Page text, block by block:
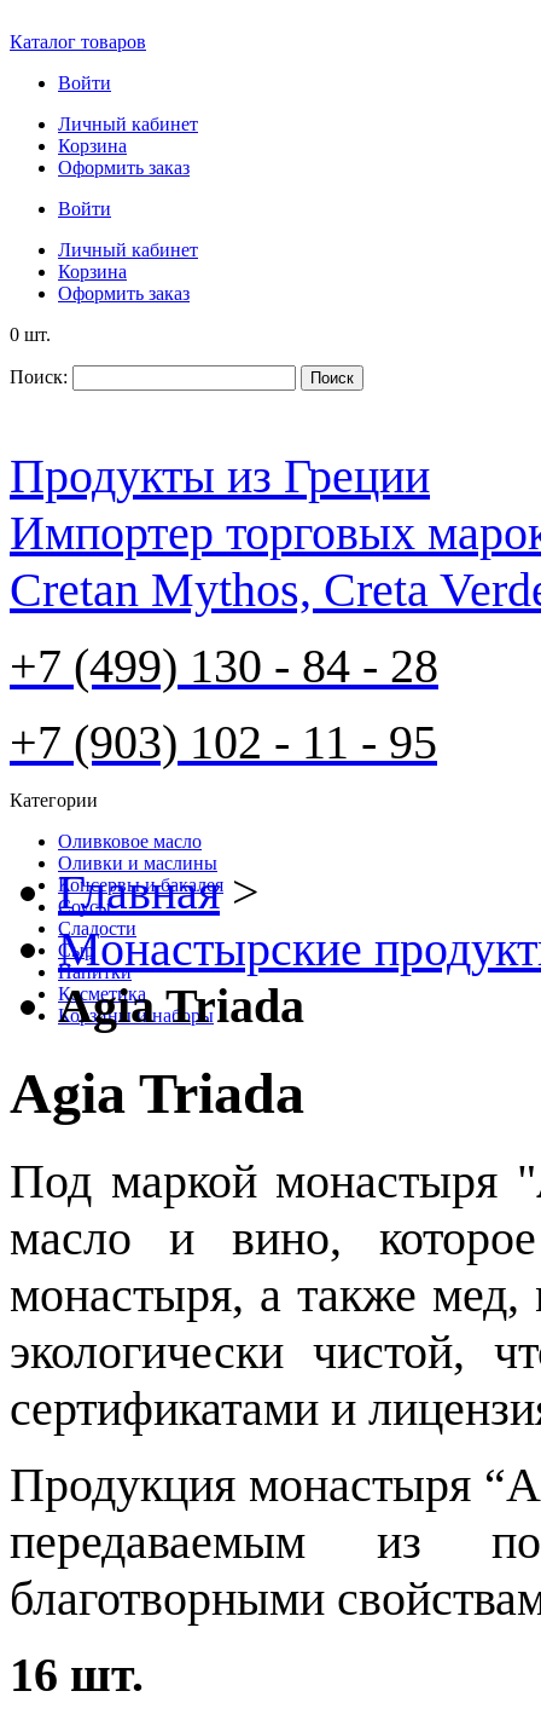
Каталог товаров
Войти
Личный кабинет
Корзина
Оформить заказ
Войти
Личный кабинет
Корзина
Оформить заказ
0 шт.
Поиск: Поиск
Продукты из Греции
Импортер торговых
Cretan Mythos, Creta
+7 (499) 130 - 84 - 28
+7 (903) 102 - 11 - 95
Категории
Оливковое масло
Оливки и маслины
Консервы и бакалея
Соусы
Cладости
Сыр
Напитки
Косметика
Корзины и наборы
Главная >
Монастырские
Agia Triada
Agia Triada
Под маркой монастыря "
масло и вино,
монастыря, а также мед,
экологически чистой,
сертификатами и
Продукция монастыря
передаваемым из
благотворными
16 шт.